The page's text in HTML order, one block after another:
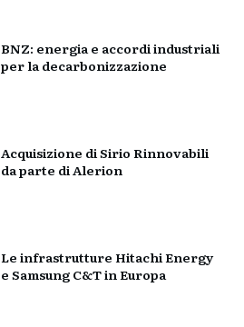
BNZ: energia e accordi industriali
per la decarbonizzazione
Acquisizione di Sirio Rinnovabili
da parte di Alerion
Le infrastrutture Hitachi Energy
e Samsung C&T in Europa